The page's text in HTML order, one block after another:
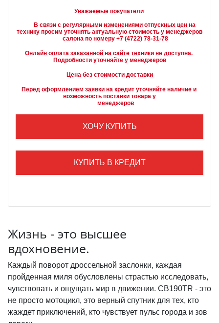
Уважаемые покупатели
технику просим уточнять актуальную стоимость у менеджеров
Онлайн оплата заказанной на сайте техники не доступна.
Подробности уточняйте у менеджеров
Цена без стоимости доставки
Перед оформлением заявки на кредит уточняйте наличие и
возможность поставки товара у
        менеджеров
ХОЧУ КУПИТЬ
КУПИТЬ В КРЕДИТ
Жизнь - это высшее
вдохновение.
Каждый поворот дроссельной заслонки, каждая
пройденная миля обусловлены страстью исследовать,
чувствовать и ощущать мир в движении. CB190TR - это
не просто мотоцикл, это верный спутник для тех, кто
жаждет приключений, кто чувствует пульс города и зов